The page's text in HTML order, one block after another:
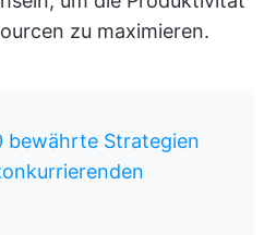
zu maximieren.
bewährte Strategien